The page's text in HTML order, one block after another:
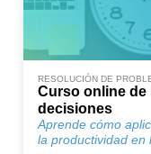
RESOLUCIÓN DE
Curso online
decisiones
Aprende cómo
la productividad en